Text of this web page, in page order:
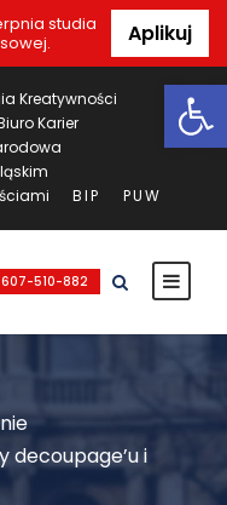
studia
Aplikuj
Kreatywności
Karier
BIP PUW
607-510-882
i